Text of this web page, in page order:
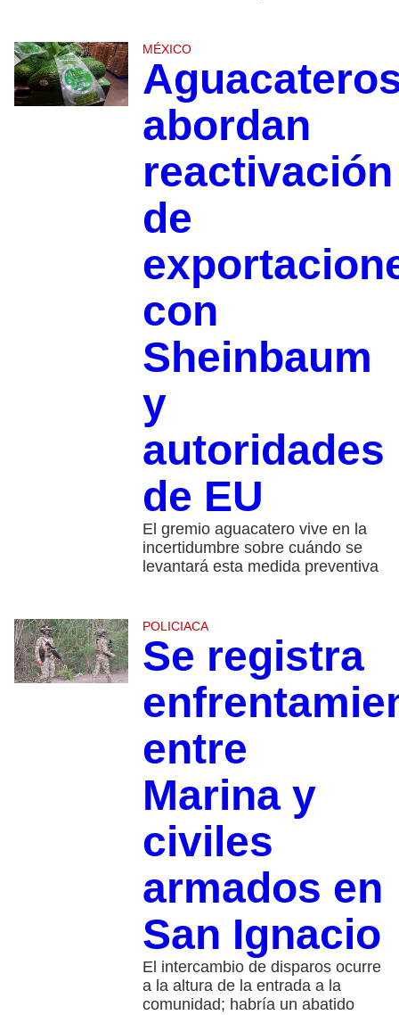
MÉXICO
abordan
reactivación
de
con
Sheinbaum
y
autoridades
de EU
El gremio aguacatero vive en la
incertidumbre sobre cuándo se
levantará esta medida preventiva
POLICIACA
Se registra
entre
Marina y
civiles
armados en
San Ignacio
El intercambio de disparos ocurre
a la altura de la entrada a la
comunidad; habría un abatido